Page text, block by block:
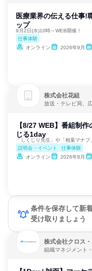
医療業界の伝える仕事!
ップ
9月2日(水)10時～WEB開催！
仕事体験
オンライン
2026年9月
株式会社花組
放送・テレビ局、
【8/27 WEB】番組制
じる1day
「しくじり先生」や「相葉マナ
説明会・イベント
仕事体験
オンライン
2026年8月
条件を保存して新
受け取りましょう
株式会社クロス
組織マネジメント